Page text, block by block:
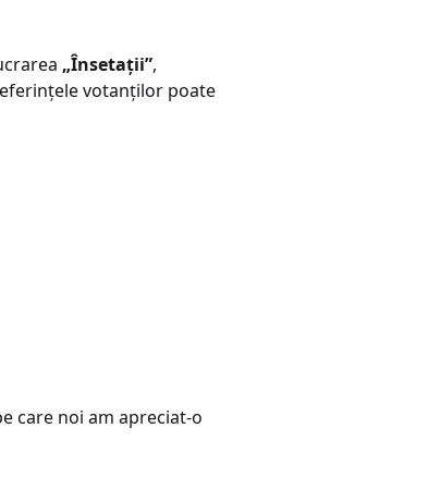
„Însetaţii”,
votanţilor poate
care noi am apreciat-o